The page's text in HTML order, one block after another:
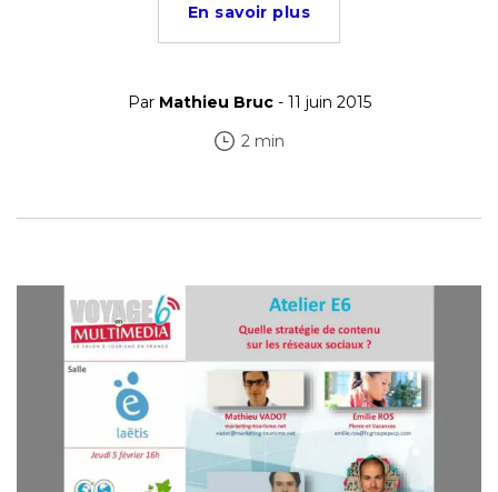
En savoir plus
Par Mathieu Bruc- 11 juin 2015
2 min